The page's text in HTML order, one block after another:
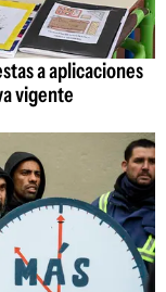
a aplicaciones
vigente